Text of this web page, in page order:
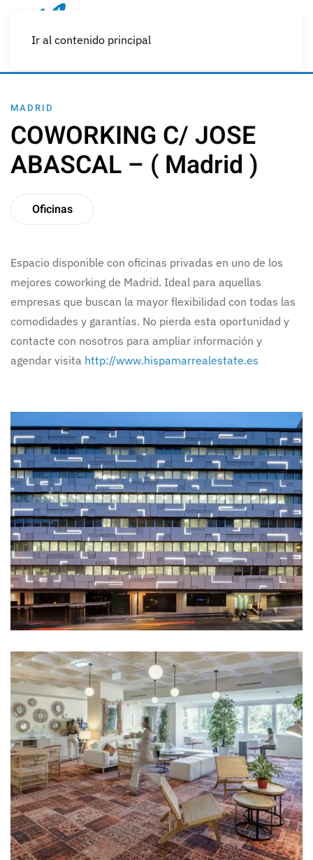
Ir al contenido principal
MADRID
COWORKING C/ JOSE
ABASCAL – ( Madrid )
Oficinas
Espacio disponible con oficinas privadas en uno de los
mejores coworking de Madrid. Ideal para aquellas
empresas que buscan la mayor flexibilidad con todas las
comodidades y garantías. No pierda esta oportunidad y
contacte con nosotros para ampliar información y
agendar visita http://www.hispamarrealestate.es
Ampliar
Ampliar